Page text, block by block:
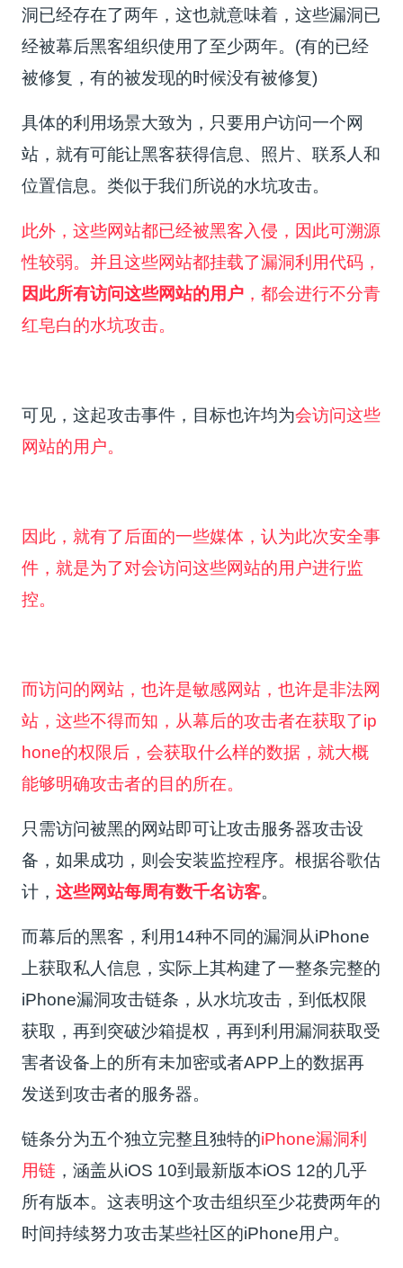
洞已经存在了两年，这也就意味着，这些漏洞已
经被幕后黑客组织使用了至少两年。(有的已经
被修复，有的被发现的时候没有被修复)
具体的利用场景大致为，只要用户访问一个网
站，就有可能让黑客获得信息、照片、联系人和
位置信息。类似于我们所说的水坑攻击。
此外，这些网站都已经被黑客入侵，因此可溯源
性较弱。并且这些网站都挂载了漏洞利用代码，
因此所有访问这些网站的用户 ，都会进行不分青
红皂白的水坑攻击。
可见，这起攻击事件，目标也许均为会访问这些
网站的用户。
因此，就有了后面的一些媒体，认为此次安全事
件，就是为了对会访问这些网站的用户进行监
控。
而访问的网站，也许是敏感网站，也许是非法网
站，这些不得而知，从幕后的攻击者在获取了ip
hone的权限后，会获取什么样的数据，就大概
能够明确攻击者的目的所在。
只需访问被黑的网站即可让攻击服务器攻击设
备，如果成功，则会安装监控程序。根据谷歌估
计，这些网站每周有数千名访客。
而幕后的黑客，利用14种不同的漏洞从iPhone
上获取私人信息，实际上其构建了一整条完整的
iPhone漏洞攻击链条，从水坑攻击，到低权限
获取，再到突破沙箱提权，再到利用漏洞获取受
害者设备上的所有未加密或者APP上的数据再
发送到攻击者的服务器。
链条分为五个独立完整且独特的iPhone漏洞利
用链 ，涵盖从iOS 10到最新版本iOS 12的几乎
所有版本。这表明这个攻击组织至少花费两年的
时间持续努力攻击某些社区的iPhone用户。